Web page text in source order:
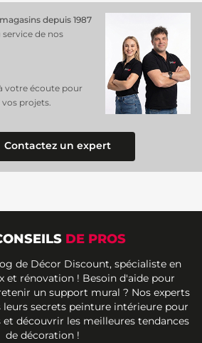
depuis 1987
service de nos
votre écoute pour
projets.
Contactez un expert
DE PROS
de Décor Discount, spécialiste en
et rénovation ! Besoin d'aide pour
un support mural ? Nos experts
secrets peinture intérieure pour
et découvrir les meilleures tendances
de décoration !